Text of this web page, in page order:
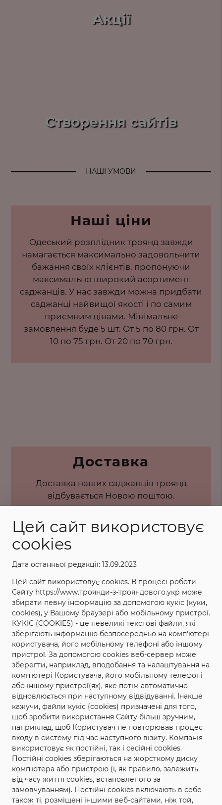
Цей сайт використовує
cookies
Дата останньої редакції: 13.09.2023
Цей сайт використовує cookies. В процесі роботи
Сайту https://www.троянди-з-трояндового.укр може
збирати певну інформацію за допомогою кукіс (куки,
cookies), у Вашому браузері або мобільному пристрої.
КУКІС (COOKIES) - це невеликі текстові файли, які
зберігають інформацію безпосередньо на комп'ютері
користувача, його мобільному телефоні або іншому
пристрої. За допомогою cookies веб-сервер може
зберегти, наприклад, вподобання та налаштування на
комп'ютері Користувача, його мобільному телефоні
або іншому пристрої(ях), яке потім автоматично
відновлюється при наступному відвідуванні. Інакше
кажучи, файли кукіс (cookies) призначені для того,
щоб зробити використання Сайту більш зручним,
наприклад, щоб Користувач не повторював процес
входу в систему під час наступного візиту. Компанія
використовує як постійні, так і сесійні cookies.
Постійні cookies зберігаються на жорсткому диску
комп'ютера або пристрою (і, як правило, залежить
від часу життя cookies, встановленого за
замовчуванням). Постійні cookies включають в себе
також ті, розміщені іншими веб-сайтами, ніж той,
Акції
Створення сайтів
НАШІ УМОВИ
Наші ціни
Одеський розплідник троянд завжди
намагається максимально задовольнити
бажання своїх клієнтів, пропонуючи
максимально широкий асортимент
саджанців. У нас завжди можна придбати
саджанці найвищої якості і по самим
приємним цінами. Мінімальне
замовлення буде 5 шт. От 5 по 80 грн. От
10 по 75 грн. От 20 по 70 грн.
Доставка
Доставка наших саджанців троянд
відбувається Новою поштою.
Контакти
Замовлення приймаються через корзину
на сайті. Контакти у разі виникнення
питань з приводу замовлень
+380961315308
+380961315308
ПРО НАС